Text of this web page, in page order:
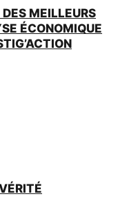
MEILLEURS
ÉCONOMIQUE